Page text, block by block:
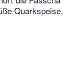
Quarkspeise,